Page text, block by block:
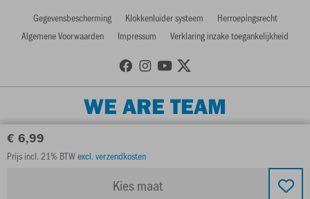
€ 6,99
Prijs incl. 21% BTWexcl. verzendkosten
Kies maat
Gegevensbescherming Klokkenluider systeem
Herroepingsrecht
Algemene Voorwaarden
Impressum Verklaring inzake toegankelijkheid
WE ARE TEAM